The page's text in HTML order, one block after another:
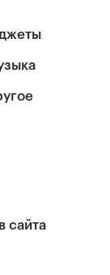
сайта